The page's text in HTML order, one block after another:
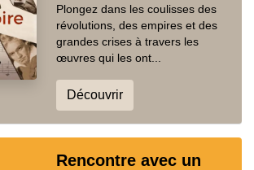
Plongez dans les coulisses des
révolutions, des empires et des
grandes crises à travers les
œuvres qui les ont...
Découvrir
Rencontre avec un